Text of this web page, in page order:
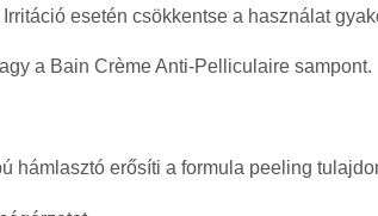
esetén csökkentse a használat
a Bain Crème Anti-Pelliculaire sampont.
hámlasztó erősíti a formula peeling